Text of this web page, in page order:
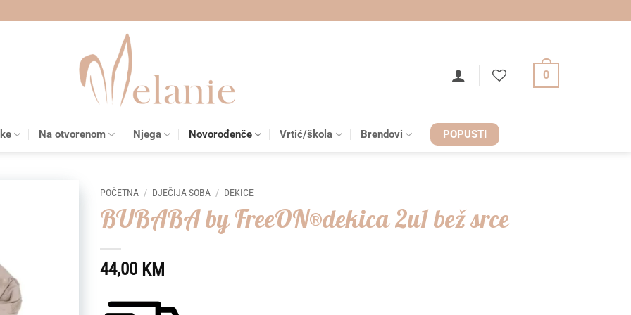
0
Na otvorenom Njega Novorođenče Vrtić/škola Brendovi POPUSTI
POČETNA / DJEČIJA SOBA / DEKICE
BUBABA by FreeON®dekica 2u1 bež srce
44,00 KM